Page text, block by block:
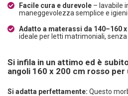
Facile cura e durevole – lavabile
maneggevolezza semplice e
Adatto a materassi da 140–160
ideale per letti matrimoniali, senza
Si infila in un attimo ed è
angoli 160 x 200 cm rosso
Si adatta perfettamente: Questo